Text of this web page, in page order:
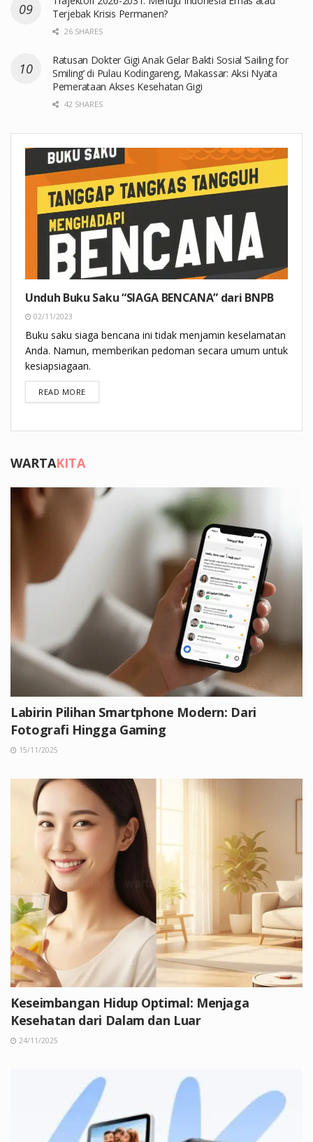
Terjebak Krisis Permanen?
26 SHARES
Ratusan Dokter Gigi Anak Gelar Bakti Sosial ‘Sailing for
Smiling’ di Pulau Kodingareng, Makassar: Aksi Nyata
Pemerataan Akses Kesehatan Gigi
42 SHARES
Unduh Buku Saku “SIAGA BENCANA” dari BNPB
02/11/2023
Buku saku siaga bencana ini tidak menjamin keselamatan
Anda. Namun, memberikan pedoman secara umum untuk
kesiapsiagaan.
READ MOREDETAILS
WARTAKITA
Labirin Pilihan Smartphone Modern: Dari
Fotografi Hingga Gaming
15/11/2025
Keseimbangan Hidup Optimal: Menjaga
Kesehatan dari Dalam dan Luar
24/11/2025